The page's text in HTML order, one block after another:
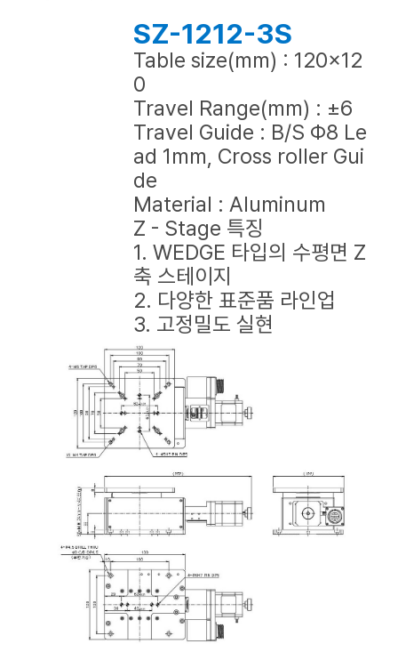
SZ-1212-3S
Table size(mm) : 120x12
0
Travel Range(mm) : ±6
Travel Guide : B/S Φ8 Le
ad 1mm, Cross roller Gui
de
Material : Aluminum
Z - Stage 특징
1. WEDGE 타입의 수평면 Z
축 스테이지
2. 다양한 표준품 라인업
3. 고정밀도 실현